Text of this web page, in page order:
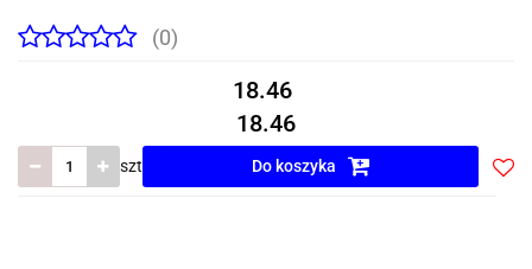
(0)
18.46
18.46
szt Do koszyka